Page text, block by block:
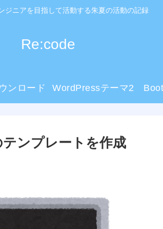
ジニアを目指して活動する朱夏の活動の記録
Re:code
ンロード WordPressテーマ2
テンプレートを作成